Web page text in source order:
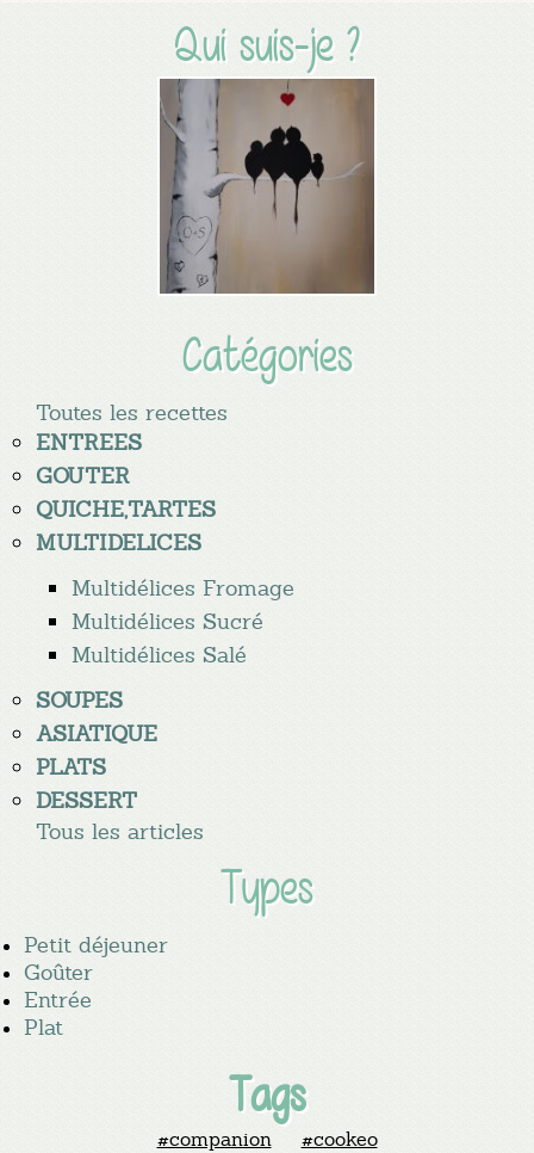
Qui suis-je ?
Catégories
Toutes les recettes
ENTREES
GOUTER
QUICHE,TARTES
MULTIDELICES
Multidélices Fromage
Multidélices Sucré
Multidélices Salé
SOUPES
ASIATIQUE
PLATS
DESSERT
Tous les articles
Types
Petit déjeuner
Goûter
Entrée
Plat
Tags
#companion #cookeo